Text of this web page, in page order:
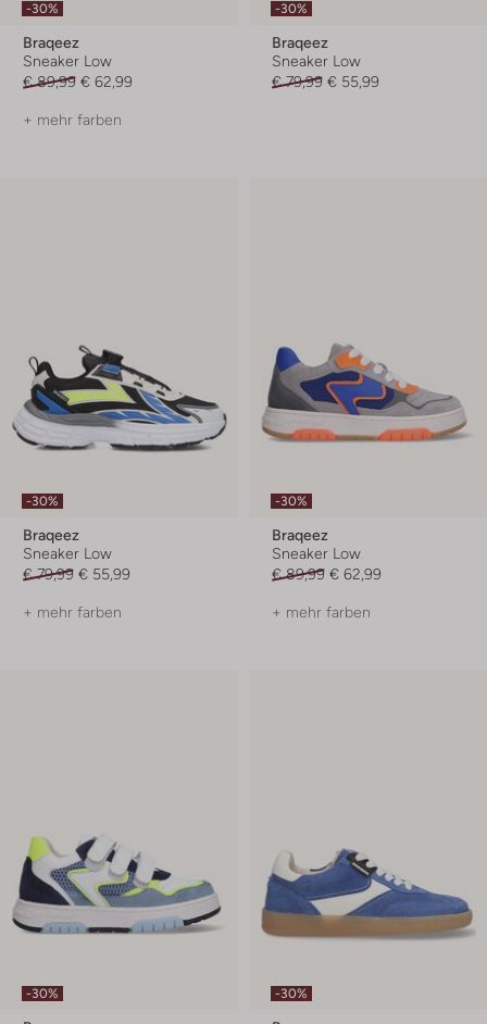
-30%
Braqeez
Sneaker Low
€ 89,99 € 62,99
+ mehr farben
-30%
Braqeez
Sneaker Low
€ 79,99 € 55,99
-30%
Braqeez
Sneaker Low
€ 79,99 € 55,99
+ mehr farben
-30%
Braqeez
Sneaker Low
€ 89,99 € 62,99
+ mehr farben
-30% -30%